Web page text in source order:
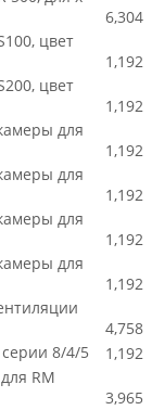
6,304
цвет
1,192
цвет
1,192
для
1,192
для
1,192
для
1,192
для
1,192
4,758
8/4/5
1,192
RM
3,965